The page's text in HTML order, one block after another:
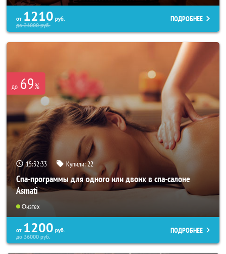
от 1210 руб.
до24000руб.
ПОДРОБНЕЕ
до 69%
15:32:31 Купили:22
Спа-программы для одного или двоих в спа-салоне
Asmati
Физтех
от 1200 руб.
до36000руб.
ПОДРОБНЕЕ